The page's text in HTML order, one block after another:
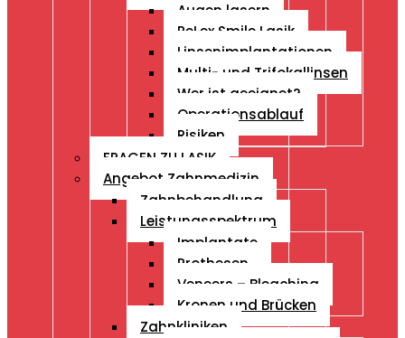
Augen lasern
ReLex Smile Lasik
Linsenimplantationen
Multi- und Trifokallinsen
Wer ist geeignet?
Operationsablauf
Risiken
FRAGEN ZU LASIK
Angebot Zahnmedizin
Zahnbehandlung
Leistungsspektrum
Implantate
Prothesen
Veneers – Bleaching
Kronen und Brücken
Zahnkliniken